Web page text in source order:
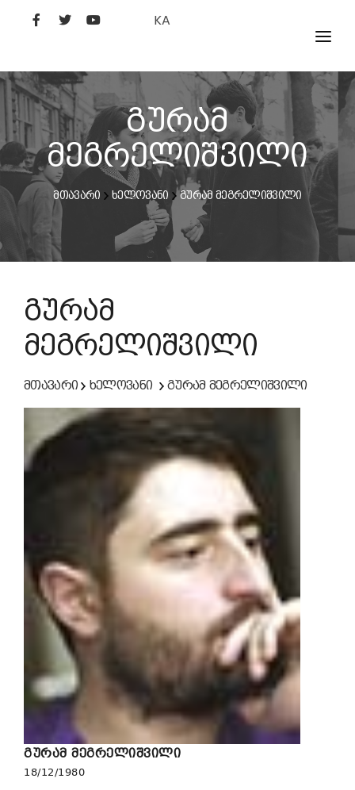
KA
ᲤᲘᲚᲛᲔᲑᲘ
ᲮᲔᲚᲝᲕᲐᲜᲘ
ᲙᲘᲜᲝᲡᲢᲣᲓᲘᲐ
ᲙᲘᲜᲝᲐᲙᲐᲓᲔᲛᲘᲐ
გურამ
მეგრელიშვილი
მთავარი ხელოვანი გურამ მეგრელიშვილი
გურამ
მეგრელიშვილი
მთავარი ხელოვანი გურამ მეგრელიშვილი
გურამ მეგრელიშვილი
18/12/1980